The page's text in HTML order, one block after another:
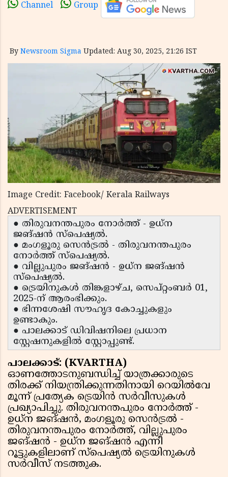
Channel Group
By Newsroom Sigma Updated: Aug 30, 2025, 21:26 IST
Image Credit: Facebook/ Kerala Railways
ADVERTISEMENT
● തിരുവനന്തപുരം നോർത്ത് - ഉധ്‌ന
ജങ്ഷൻ സ്പെഷ്യൽ.
● മംഗളൂരു സെൻട്രൽ - തിരുവനന്തപുരം
നോർത്ത് സ്പെഷ്യൽ.
● വില്ലുപുരം ജങ്ഷൻ - ഉധ്‌ന ജങ്ഷൻ
സ്പെഷ്യൽ.
● ട്രെയിനുകൾ തിങ്കളാഴ്ച, സെപ്റ്റംബർ 01,
2025-ന് ആരംഭിക്കും.
● ഭിന്നശേഷി സൗഹൃദ കോച്ചുകളും
ഉണ്ടാകും.
● പാലക്കാട് ഡിവിഷനിലെ പ്രധാന
സ്റ്റേഷനുകളിൽ സ്റ്റോപ്പുണ്ട്.
പാലക്കാട്: (KVARTHA)
ഓണത്തോടനുബന്ധിച്ച് യാത്രക്കാരുടെ
തിരക്ക് നിയന്ത്രിക്കുന്നതിനായി റെയിൽവേ
മൂന്ന് പ്രത്യേക ട്രെയിൻ സർവീസുകൾ
പ്രഖ്യാപിച്ചു. തിരുവനന്തപുരം നോർത്ത് -
ഉധ്‌ന ജങ്ഷൻ, മംഗളൂരു സെൻട്രൽ -
തിരുവനന്തപുരം നോർത്ത്, വില്ലുപുരം
ജങ്ഷൻ - ഉധ്‌ന ജങ്ഷൻ എന്നീ
റൂട്ടുകളിലാണ് സ്പെഷ്യൽ ട്രെയിനുകൾ
സർവീസ് നടത്തുക.